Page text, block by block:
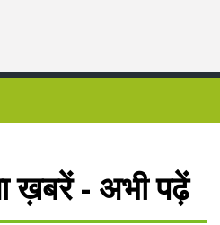
ख़बरें - अभी पढ़ें